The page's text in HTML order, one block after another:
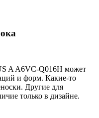
A A6VC-Q016H может
и форм. Какие-то
Другие для
только в дизайне.